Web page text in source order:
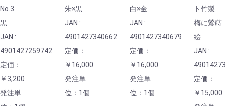
No.3
黒
JAN :
4901427259742
定価：
￥3,200
発注単
朱×黒
JAN :
4901427340662
定価：
￥16,000
発注単
位：1個
白×金
JAN :
4901427340679
定価：
￥16,000
発注単
位：1個
ト竹製
梅に鶯蒔
絵
JAN :
定価：
￥15,000